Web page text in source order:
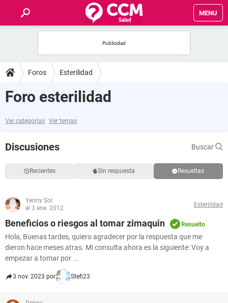
MENU
FOROS
SALUD
FAMILIA
NUTRICIÓN
BIENESTAR
SEXUALIDAD
GLOSARIO
Foros Esterilidad
Foro esterilidad
Ver categorías Ver temas
Discusiones Buscar
Recientes Sin respuesta Resueltas
Yenny Sol
el 3 ene. 2012
Esterilidad
Beneficios o riesgos al tomar zimaquin Resuelto
Hola, Buenas tardes, quiero agradecer por la respuesta que me
dieron hace meses atras. Mi consulta ahora es la siguiente: Voy a
empezar a tomar por ...
3 nov. 2023 por Stefi23